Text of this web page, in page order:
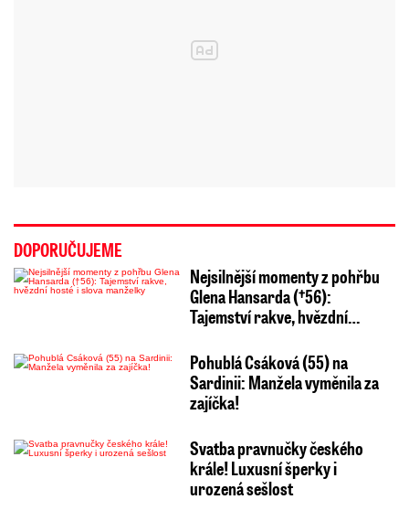
DOPORUČUJEME
Nejsilnější momenty z pohřbu
Glena Hansarda (†56):
Tajemství rakve, hvězdní…
Pohublá Csáková (55) na
Sardinii: Manžela vyměnila za
zajíčka!
Svatba pravnučky českého
krále! Luxusní šperky i
urozená sešlost